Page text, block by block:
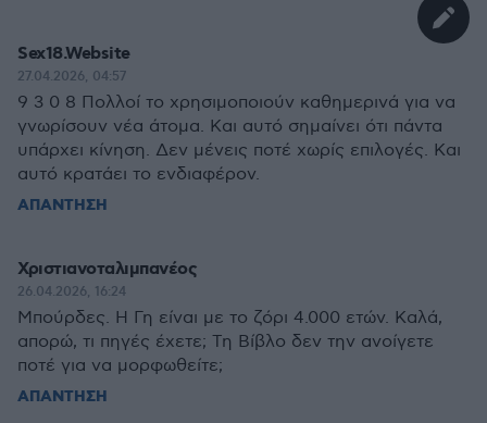
Sex18.Website
27.04.2026, 04:57
9 3 0 8 Πολλοί το χρησιμοποιούν καθημερινά για να
γνωρίσουν νέα άτομα. Και αυτό σημαίνει ότι πάντα
υπάρχει κίνηση. Δεν μένεις ποτέ χωρίς επιλογές. Και
αυτό κρατάει το ενδιαφέρον.
ΑΠΑΝΤΗΣΗ
Χριστιανοταλιμπανέος
26.04.2026, 16:24
Μπούρδες. Η Γη είναι με το ζόρι 4.000 ετών. Καλά,
απορώ, τι πηγές έχετε; Τη Βίβλο δεν την ανοίγετε
ποτέ για να μορφωθείτε;
ΑΠΑΝΤΗΣΗ